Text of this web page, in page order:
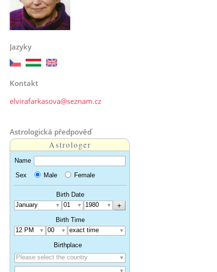
Jazyky
Kontakt
elvirafarkasova@seznam.cz
Astrologická předpověď